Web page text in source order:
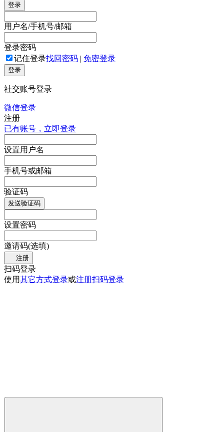
登录
用户名/手机号/邮箱
登录密码
记住登录找回密码 | 免密登录
登录
社交账号登录
微信登录
注册
已有账号，立即登录
设置用户名
手机号或邮箱
验证码
发送验证码
设置密码
邀请码(选填)
注册
扫码登录
使用其它方式登录或注册扫码登录